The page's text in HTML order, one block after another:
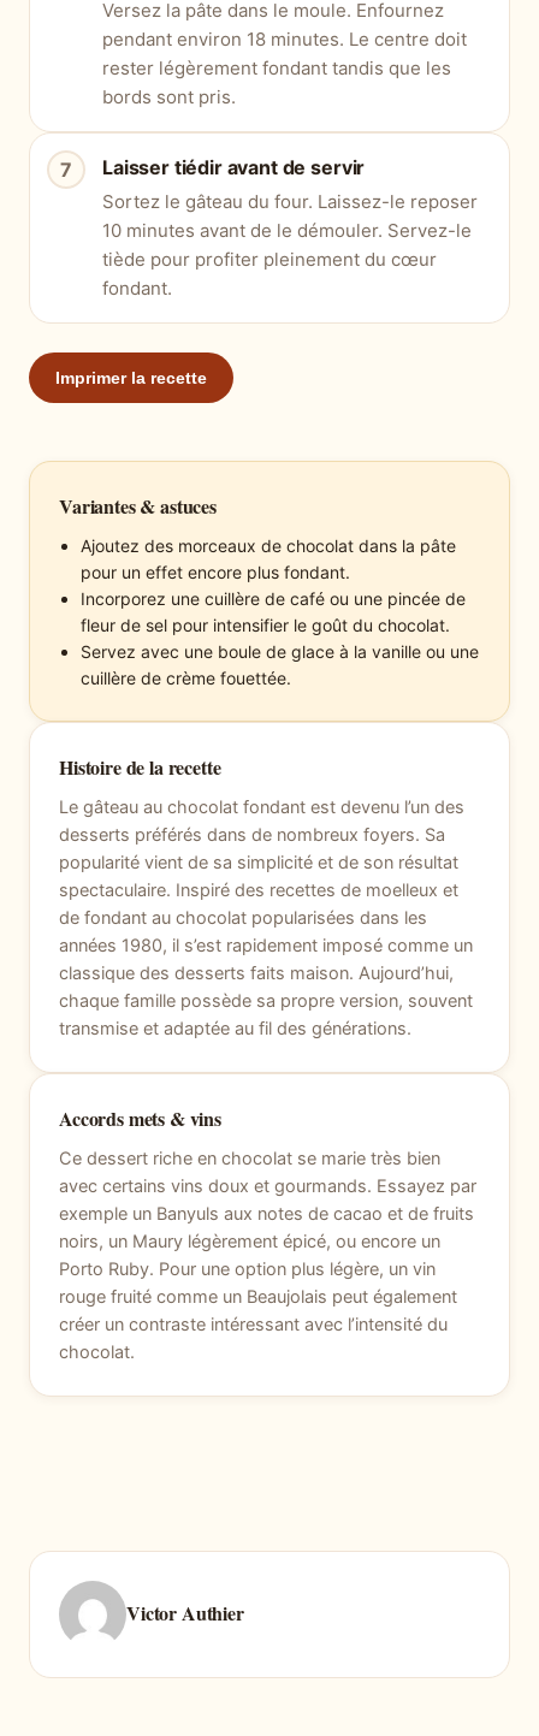
Versez la pâte dans le moule. Enfournez
pendant environ 18 minutes. Le centre doit
rester légèrement fondant tandis que les
bords sont pris.
Laisser tiédir avant de servir
Sortez le gâteau du four. Laissez-le reposer
10 minutes avant de le démouler. Servez-le
tiède pour profiter pleinement du cœur
fondant.
Imprimer la recette
Variantes & astuces
Ajoutez des morceaux de chocolat dans la pâte
pour un effet encore plus fondant.
Incorporez une cuillère de café ou une pincée de
fleur de sel pour intensifier le goût du chocolat.
Servez avec une boule de glace à la vanille ou une
cuillère de crème fouettée.
Histoire de la recette
Le gâteau au chocolat fondant est devenu l’un des
desserts préférés dans de nombreux foyers. Sa
popularité vient de sa simplicité et de son résultat
spectaculaire. Inspiré des recettes de moelleux et
de fondant au chocolat popularisées dans les
années 1980, il s’est rapidement imposé comme un
classique des desserts faits maison. Aujourd’hui,
chaque famille possède sa propre version, souvent
transmise et adaptée au fil des générations.
Accords mets & vins
Ce dessert riche en chocolat se marie très bien
avec certains vins doux et gourmands. Essayez par
exemple un Banyuls aux notes de cacao et de fruits
noirs, un Maury légèrement épicé, ou encore un
Porto Ruby. Pour une option plus légère, un vin
rouge fruité comme un Beaujolais peut également
créer un contraste intéressant avec l’intensité du
chocolat.
Victor Authier